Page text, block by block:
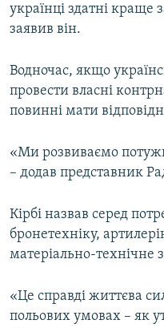
українці здатні краще
заявив він.
Водночас, якщо
провести власні
повинні мати
«Ми розвиваємо
– додав представник
Кірбі назвав серед
бронетехніку,
матеріально-технічне
«Це справді життєва
польових умовах – як